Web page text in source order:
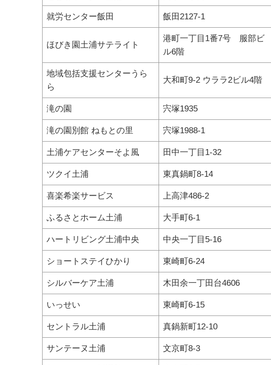
就労センター飯田 飯田2127-1
ほびき園土浦サテライト
港町一丁目1番7号 服部ビ
ル6階
地域包括支援センターうら
ら
大和町9-2 ウララ2ビル4階
滝の園 宍塚1935
滝の園別館 ねもとの里 宍塚1988-1
土浦ケアセンターそよ風 田中一丁目1-32
ツクイ土浦 東真鍋町8-14
喜楽希楽サービス 上高津486-2
ふるさとホーム土浦 大手町6-1
ハートリビング土浦中央 中央一丁目5-16
ショートステイひかり 東崎町6-24
シルバーケア土浦 木田余一丁田台4606
いっせい 東崎町6-15
セントラル土浦 真鍋新町12-10
サンテーヌ土浦 文京町8-3